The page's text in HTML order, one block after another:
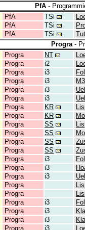
PfA -
PfA TSi
PfA TSi
PfA TSi
Progra -
Progra NT
Progra i2
Progra i3
Progra i3
Progra i3
Progra i3
Progra KR
Progra KR
Progra SS
Progra SS
Progra SS
Progra SS
Progra i3
Progra i3
Progra i3
Progra
Progra
Progra i3
Progra i3
Progra i3
Progra i3